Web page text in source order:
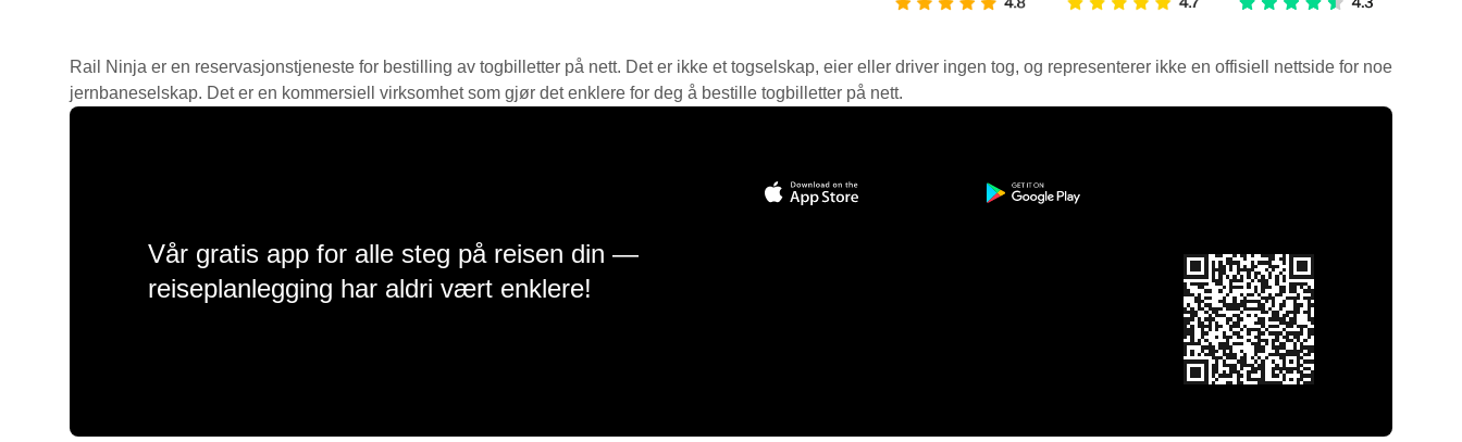
Rail Ninja er en reservasjons­tjeneste for bestilling av togbilletter på nett. Det er ikke et togselskap, eier eller driver ingen tog, og representerer ikke en offisiell nettside for noe
jernbaneselskap. Det er en kommersiell virksomhet som gjør det enklere for deg å bestille togbilletter på nett.
Vår gratis app for alle steg på reisen din —
reiseplanlegging har aldri vært enklere!